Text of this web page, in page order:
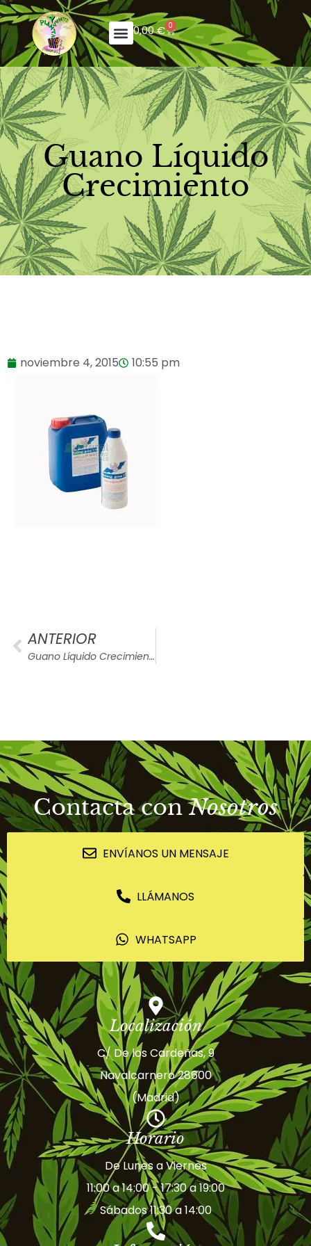
0,00€ 0
Guano Líquido
Crecimiento
noviembre 4, 2015 10:55 pm
ANTERIOR
Guano Líquido Crecimiento – GuanoKalong
Contacta conNosotros
ENVÍANOS UN MENSAJE
LLÁMANOS
WHATSAPP
Localización
C/ De los Cardeñas, 9
Navalcarnero 28600
(Madrid)
Horario
De Lunes a Viernes
11:00 a 14:00 - 17:30 a 19:00
Sábados 11:30 a 14:00